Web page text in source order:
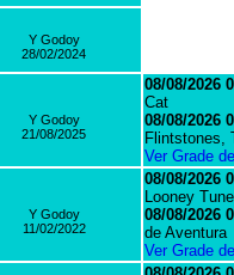
Y Godoy
28/02/2024
Y Godoy
21/08/2025
08/08/2026
Cat
08/08/2026
Flintstones,
Ver Grade
Y Godoy
11/02/2022
08/08/2026
Looney
08/08/2026
de Aventura
Ver Grade